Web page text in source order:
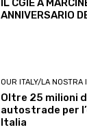
IL CGIE A
ANNIVERSARIO
OUR ITALY/LA NOSTRA
Oltre 25 milioni
autostrade per
Italia